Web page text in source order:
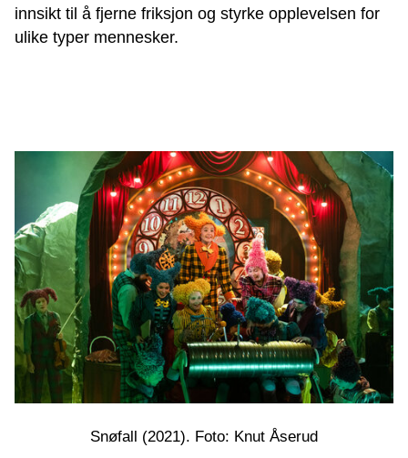
innsikt til å fjerne friksjon og styrke opplevelsen for
ulike typer mennesker.
Snøfall (2021). Foto: Knut Åserud